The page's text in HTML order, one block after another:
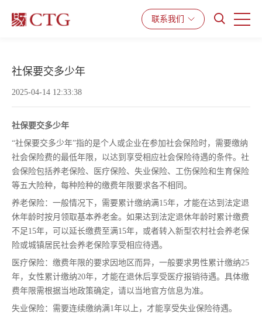
解决方案 资源中心
联系我们
社保要交多少年
2025-04-14 12:33:38
社保要交多少年
“社保要交多少年”指的是个人或企业在参加社会保险时，需要缴纳
社会保险费的最低年限，以达到享受相应社会保险待遇的条件。社
会保险包括养老保险、医疗保险、失业保险、工伤保险和生育保险
等五大险种，每种险种的缴费年限要求各不相同。
养老保险：一般情况下，需要累计缴纳满15年，才能在达到法定退
休年龄时按月领取基本养老金。如果达到法定退休年龄时累计缴费
不足15年，可以延长缴费至满15年，或者转入新型农村社会养老保
险或城镇居民社会养老保险享受相应待遇。
医疗保险：缴费年限的要求因地区而异，一般要求男性累计缴纳25
年，女性累计缴纳20年，才能在退休后享受医疗报销待遇。具体缴
费年限需根据当地政策确定，请以当地官方信息为准。
失业保险：需要连续缴纳满1年以上，才能享受失业保险待遇。